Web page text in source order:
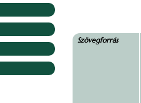
Szövegforrás